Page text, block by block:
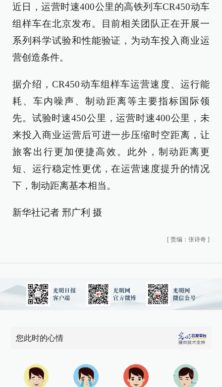
近日，运营时速400公里的高铁列车CR450动车
组样车在北京发布。目前相关团队正在开展一
系列科学试验和性能验证，为动车投入商业运
营创造条件。
据介绍，CR450动车组样车运营速度、运行能
耗、车内噪声、制动距离等主要指标国际领
先。试验时速450公里，运营时速400公里，未
来投入商业运营后可进一步压缩时空距离，让
旅客出行更加便捷高效。此外，制动距离更
短、运行稳定性更优，在运营速度提升的情况
下，制动距离基本相当。
新华社记者 邢广利 摄
[ 责编：张诗奇 ]
您此时的心情